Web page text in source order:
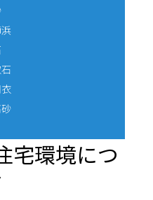
宅環境につ